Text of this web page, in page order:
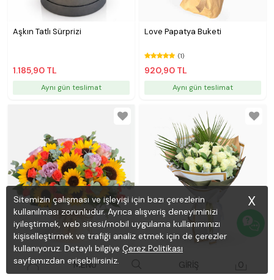
MENÜ GİRİŞ 0
Aşkın Tatlı Sürprizi
1.185,90 TL
Aynı gün teslimat
Love Papatya Buketi
(1)
920,90 TL
Aynı gün teslimat
Günebakan Nazende 21 Beyaz Gül Buketi
Sitemizin çalışması ve işleyişi için bazı çerezlerin
kullanılması zorunludur. Ayrıca alışveriş deneyiminizi
iyileştirmek, web sitesi/mobil uygulama kullanımınızı
kişiselleştirmek ve trafiği analiz etmek için de çerezler
kullanıyoruz. Detaylı bilgiye Çerez Politikası
sayfamızdan erişebilirsiniz.
X